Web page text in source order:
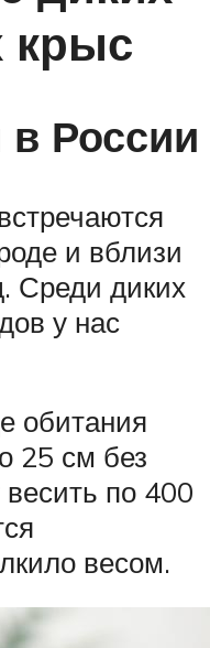
крыс
России
и вблизи
Среди диких
у нас
обитания
25 см без
весить по 400
весом.